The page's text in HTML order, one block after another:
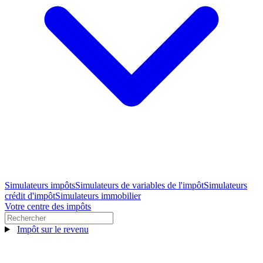
Simulateurs impôtsSimulateurs de variables de l'impôtSimulateurs
crédit d'impôtSimulateurs immobilier
Votre centre des impôts
Impôt sur le revenu